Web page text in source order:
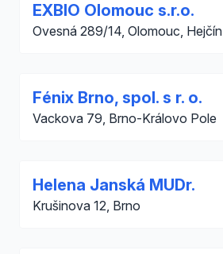
EXBIO Olomouc s.r.o.
Ovesná 289/14, Olomouc, Hejčín
Fénix Brno, spol. s r. o.
Vackova 79, Brno-Královo Pole
Helena Janská MUDr.
Krušinova 12, Brno